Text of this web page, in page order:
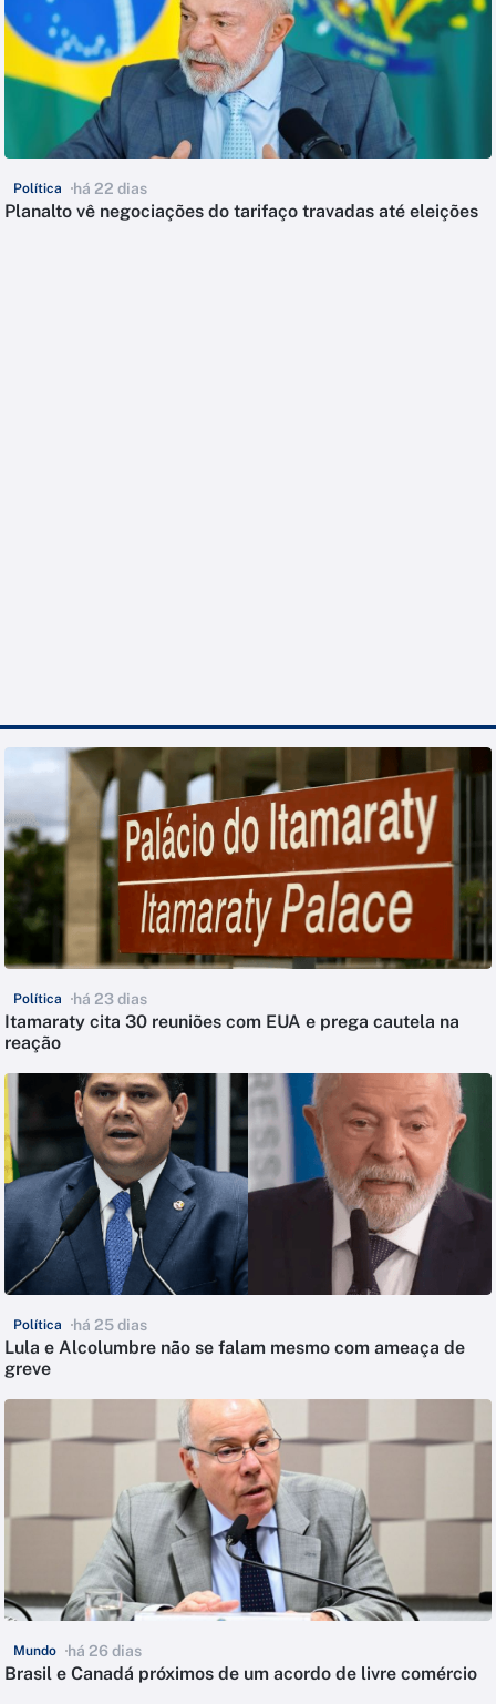
Política há 22 dias
Planalto vê negociações do tarifaço travadas até eleições
Política há 23 dias
Itamaraty cita 30 reuniões com EUA e prega cautela na
reação
Política há 25 dias
Lula e Alcolumbre não se falam mesmo com ameaça de
greve
Mundo há 26 dias
Brasil e Canadá próximos de um acordo de livre comércio